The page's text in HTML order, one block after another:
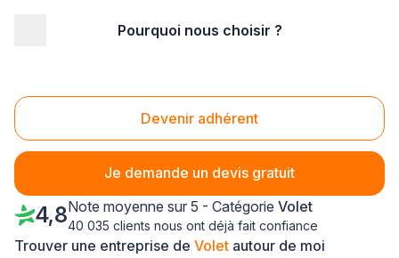
Pourquoi nous choisir ?
Devenir adhérent
Je demande un devis gratuit
Volet Saint-Just-Saint-Rambert (42170)
Trouver une entreprise de Volet autour de moi
4,8Note moyenne sur 5 - Catégorie Volet
40 035 clients nous ont déjà fait confiance